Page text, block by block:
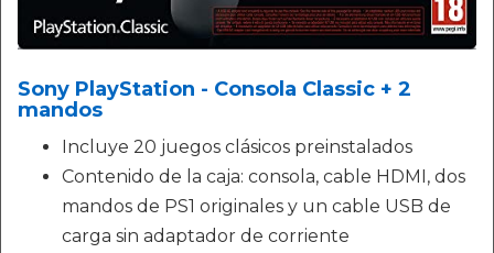
Sony PlayStation - Consola Classic + 2
mandos
Incluye 20 juegos clásicos preinstalados
Contenido de la caja: consola, cable HDMI, dos
mandos de PS1 originales y un cable USB de
carga sin adaptador de corriente